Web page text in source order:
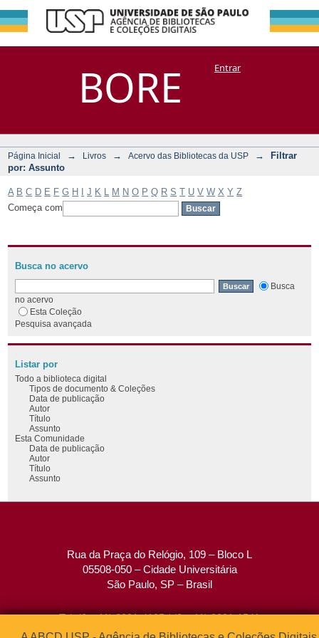
BORE
Filtrar por:
Assunto
DSpace/Manakin + CoriscoEntrar
Página Inicial → Livros → Acervo das Bibliotecas da USP →
Filtrar
por: Assunto
A B C D E F G H J K M N O P Q R S T U V W X Y Z
Começa com
Busca no acervo
Busca
no acervo
Esta Coleção
Pesquisa avançada
Listar por
Todo a biblioteca digital
Tipos de documento & Coleções
Data de publicação
Autor
Título
Assunto
Esta Comunidade
Data de publicação
Autor
Título
Assunto
Rua da Praça do Relógio, 109 – Bloco L
05508-050 – Cidade Universitária
São Paulo, SP – Brasil
Tel: (0xx11) 3091-4195 / (0xx11) 3091-1541
Fax: (0xx11) 3091-1567